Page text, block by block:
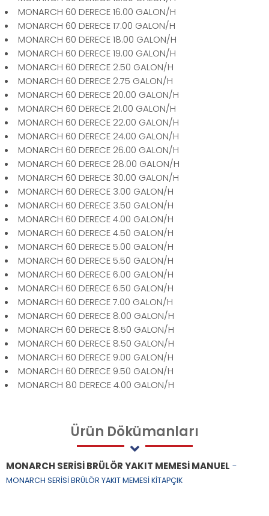
MONARCH 60 DERECE 16.00 GALON/H
MONARCH 60 DERECE 17.00 GALON/H
MONARCH 60 DERECE 18.00 GALON/H
MONARCH 60 DERECE 19.00 GALON/H
MONARCH 60 DERECE 2.50 GALON/H
MONARCH 60 DERECE 2.75 GALON/H
MONARCH 60 DERECE 20.00 GALON/H
MONARCH 60 DERECE 21.00 GALON/H
MONARCH 60 DERECE 22.00 GALON/H
MONARCH 60 DERECE 24.00 GALON/H
MONARCH 60 DERECE 26.00 GALON/H
MONARCH 60 DERECE 28.00 GALON/H
MONARCH 60 DERECE 30.00 GALON/H
MONARCH 60 DERECE 3.00 GALON/H
MONARCH 60 DERECE 3.50 GALON/H
MONARCH 60 DERECE 4.00 GALON/H
MONARCH 60 DERECE 4.50 GALON/H
MONARCH 60 DERECE 5.00 GALON/H
MONARCH 60 DERECE 5.50 GALON/H
MONARCH 60 DERECE 6.00 GALON/H
MONARCH 60 DERECE 6.50 GALON/H
MONARCH 60 DERECE 7.00 GALON/H
MONARCH 60 DERECE 8.00 GALON/H
MONARCH 60 DERECE 8.50 GALON/H
MONARCH 60 DERECE 8.50 GALON/H
MONARCH 60 DERECE 9.00 GALON/H
MONARCH 60 DERECE 9.50 GALON/H
MONARCH 80 DERECE 4.00 GALON/H
Ürün Dökümanları
MONARCH SERİSİ BRÜLÖR YAKIT MEMESİ MANUEL -
MONARCH SERİSİ BRÜLÖR YAKIT MEMESİ KİTAPÇIK